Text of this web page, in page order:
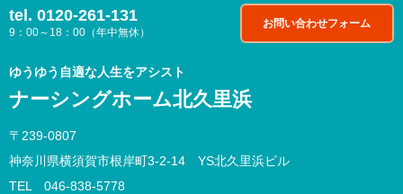
お問い合わせフォーム
tel. 0120-261-131
9：00～18：00（年中無休）
ゆうゆう自適な人生をアシスト
ナーシングホーム北久里浜
〒239-0807
神奈川県横須賀市根岸町3-2-14 YS北久里浜ビル
TEL 046-838-5778